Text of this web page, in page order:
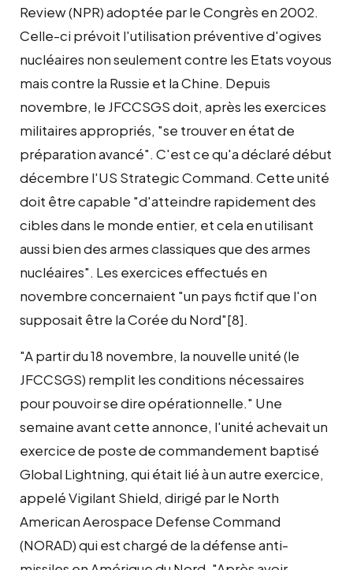
Review (NPR) adoptée par le Congrès en 2002.
Celle-ci prévoit l'utilisation préventive d'ogives
nucléaires non seulement contre les Etats voyous
mais contre la Russie et la Chine. Depuis
novembre, le JFCCSGS doit, après les exercices
militaires appropriés, "se trouver en état de
préparation avancé". C'est ce qu'a déclaré début
décembre l'US Strategic Command. Cette unité
doit être capable "d'atteindre rapidement des
cibles dans le monde entier, et cela en utilisant
aussi bien des armes classiques que des armes
nucléaires". Les exercices effectués en
novembre concernaient "un pays fictif que l'on
supposait être la Corée du Nord"[8].
"A partir du 18 novembre, la nouvelle unité (le
JFCCSGS) remplit les conditions nécessaires
pour pouvoir se dire opérationnelle." Une
semaine avant cette annonce, l'unité achevait un
exercice de poste de commandement baptisé
Global Lightning, qui était lié à un autre exercice,
appelé Vigilant Shield, dirigé par le North
American Aerospace Defense Command
(NORAD) qui est chargé de la défense anti-